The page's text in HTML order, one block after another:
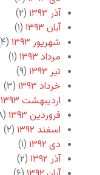
آذر ۱۳۹۳
(۲)
آبان ۱۳۹۳
(۱)
شهریور ۱۳۹۳
(۴)
مرداد ۱۳۹۳
(۱)
تیر ۱۳۹۳
(۹)
خرداد ۱۳۹۳
(۳)
اردیبهشت ۱۳۹۳
فروردین ۱۳۹۳
(۸)
اسفند ۱۳۹۲
(۲)
دی ۱۳۹۲
(۱)
آذر ۱۳۹۲
(۲)